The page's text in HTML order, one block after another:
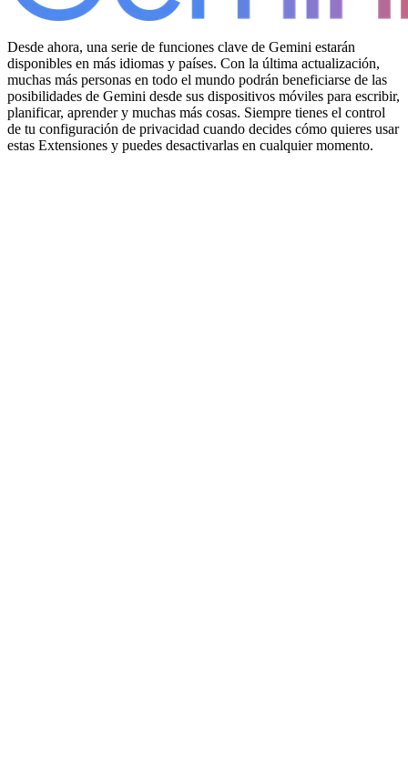
Desde ahora, una serie de funciones clave de Gemini estarán
disponibles en más idiomas y países. Con la última actualización,
muchas más personas en todo el mundo podrán beneficiarse de las
posibilidades de Gemini desde sus dispositivos móviles para escribir,
planificar, aprender y muchas más cosas. Siempre tienes el control
de tu configuración de privacidad cuando decides cómo quieres usar
estas Extensiones y puedes desactivarlas en cualquier momento.